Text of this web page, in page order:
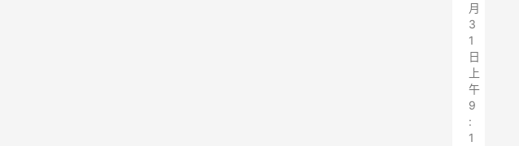
月
3
1
日
上
午
9
:
1